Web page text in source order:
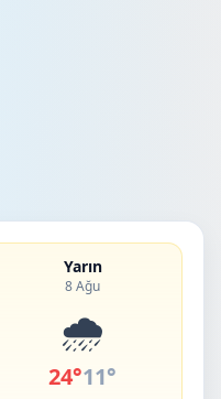
Yarın
8 Ağu
🌧️
24°11°